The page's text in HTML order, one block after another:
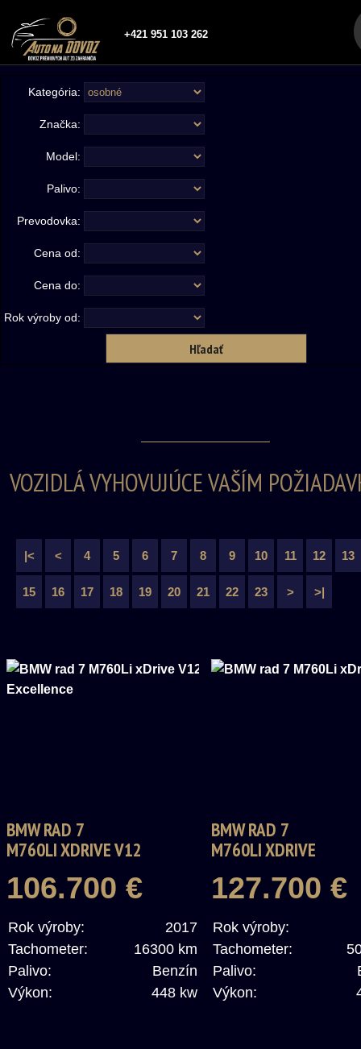
+421 951 103 262
Kategória:
Značka:
Model:
Palivo:
Prevodovka:
Cena od:
Cena do:
Rok výroby od:
VOZIDLÁ VYHOVUJÚCE VAŠÍM
|< < 4 5 6 7 8 9 10 11 12 13
15 16 17 18 19 20 21 22 23 > >|
BMW RAD 7
M760LI XDRIVE V12
106.700 €
Rok výroby:
2017
Tachometer:
16300 km
Palivo:
Benzín
Výkon:
448 kw
BMW RAD 7
M760LI XDRIVE
127.700 €
Rok výroby:
Tachometer:
Palivo:
Výkon: